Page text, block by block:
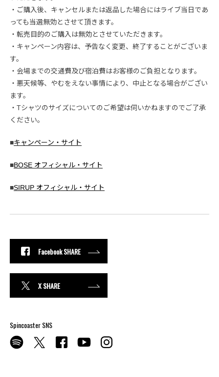
・ご購入後、キャンセルまたは返品した場合にはライブ当日であ
っても当選無効とさせて頂きます。
・転売目的のご購入は無効とさせていただきます。
・キャンペーン内容は、予告なく変更、終了することがございま
す。
・会場までの交通費及び宿泊費はお客様のご負担となります。
・悪天候等、やむをえない事情により、中止となる場合がござい
ます。
・Tシャツのサイズについてのご希望は伺いかねますのでご了承
ください。
■キャンペーン・サイト
■BOSE オフィシャル・サイト
■SIRUP オフィシャル・サイト
Facebook SHARE
X SHARE
Spincoaster SNS